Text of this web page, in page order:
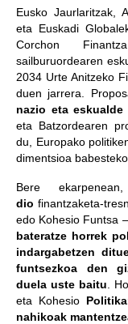
Eusko Jaurlaritzak,
eta Euskadi
Corchon
sailburuordearen
2034 Urte Anitzeko
duen jarrera.
nazio eta
eta Batzordearen
du, Europako
dimentsioa babesteko.
Bere
dio finantzaketa-
edo Kohesio Funtsa
bateratze horrek
indargabetzen
funtsezkoa den
duela uste baitu .
eta Kohesio
nahikoak